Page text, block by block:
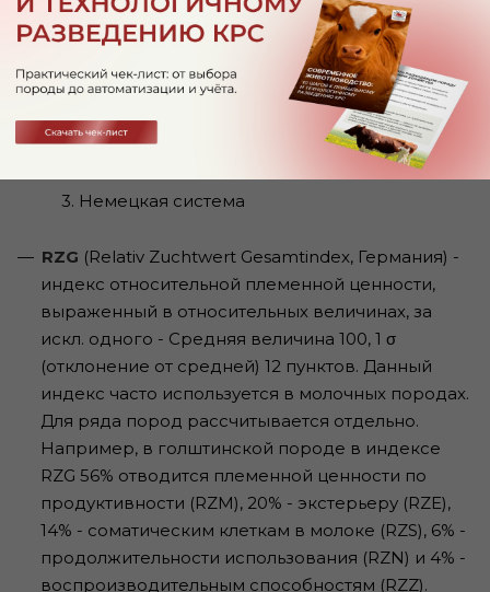
Как и TPI и NM$ объединяет несколько
признаков таких как: признаки продуктивности,
признаки экстерьера, признаки здоровья с
учетом их экономической ценности и цели
данного индекса.
3. Немецкая система
RZG (Relativ Zuchtwert Gesamtindex, Германия) -
индекс относительной племенной ценности,
выраженный в относительных величинах, за
искл. одного - Средняя величина 100, 1 σ
(отклонение от средней) 12 пунктов. Данный
индекс часто используется в молочных породах.
Для ряда пород рассчитывается отдельно.
Например, в голштинской породе в индексе
RZG 56% отводится племенной ценности по
продуктивности (RZМ), 20% - экстерьеру (RZЕ),
14% - соматическим клеткам в молоке (RZS), 6% -
продолжительности использования (RZN) и 4% -
воспроизводительным способностям (RZZ).